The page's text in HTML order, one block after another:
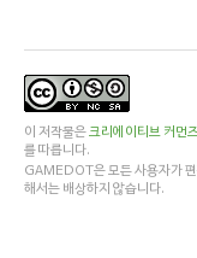
이 저작물은크리에이티브 커먼
를 따릅니다.
GAMEDOT은 모든 사용자가 편
해서는 배상하지 않습니다.